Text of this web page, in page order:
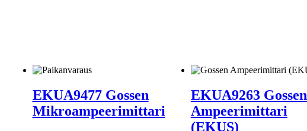
EKUA9477 Gossen
Mikroampeerimittari
EKUA9263 Gossen
Ampeerimittari
(EKUS)